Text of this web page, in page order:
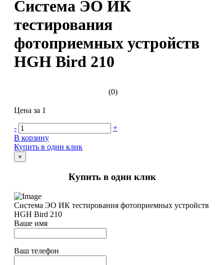
Система ЭО ИК
тестирования
фотоприемных устройств
HGH Bird 210
(0)
Цена за 1
-
+
В корзину
Купить в один клик
×
Купить в один клик
Система ЭО ИК тестирования фотоприемных устройств
HGH Bird 210
Ваше имя
Ваш телефон